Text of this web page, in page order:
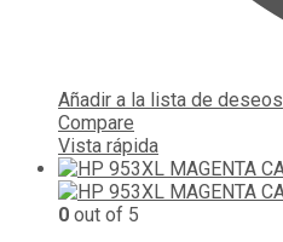
Añadir a la lista de deseos
Compare
Vista rápida
0 out of 5